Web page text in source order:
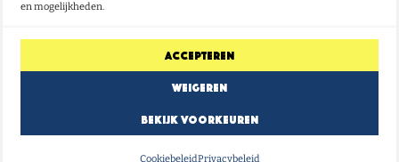
en mogelijkheden.
Accepteren
Weigeren
Bekijk voorkeuren
CookiebeleidPrivacybeleid